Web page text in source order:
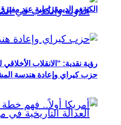
رؤية نقدية: “الانقلاب
الكونغو الديمقراطية عند
حزب كيراي وإعادة هندسة